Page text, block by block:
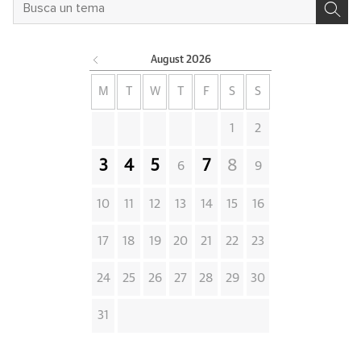
August 2026
M W F S S
1 2
3 4 5 6 7 8 9
10 11 12 13 14 15 16
17 18 19 20 21 22 23
24 25 26 27 28 29 30
31